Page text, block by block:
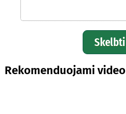
Skelbti
Rekomenduojami video